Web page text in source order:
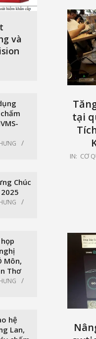
tại
2021-
IN: CƠ
và
Chúc
Môn,
Thơ
hệ
Lan,